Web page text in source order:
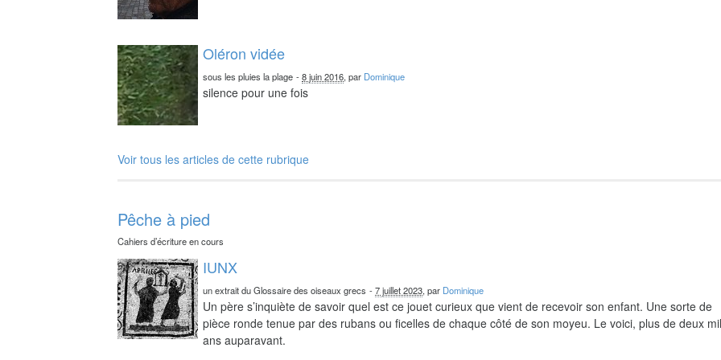
Oléron vidée
sous les pluies la plage -8 juin 2016, par Dominique
silence pour une fois
Voir tous les articles de cette rubrique
Pêche à pied
Cahiers d’écriture en cours
IUNX
un extrait du Glossaire des oiseaux grecs -7 juillet 2023, par Dominique
Un père s’inquiète de savoir quel est ce jouet curieux que vient de recevoir son enfant. Une sorte de
pièce ronde tenue par des rubans ou ficelles de chaque côté de son moyeu. Le voici, plus de deux
ans auparavant.